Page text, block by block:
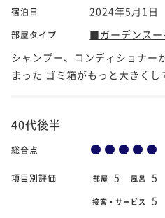
宿泊日 2024年5月1日
部屋タイプ
■ガーデンスー
シャンプー、コンディショナー
まった ゴミ箱がもっと大きくし
40代後半
総合点
項目別評価 部屋 5 風呂 5
接客・サービス 5